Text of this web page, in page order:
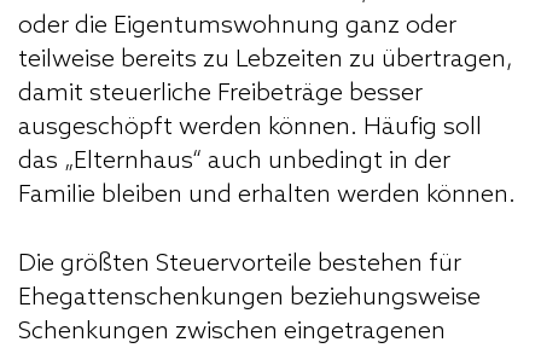
oder die Eigentumswohnung ganz oder
teilweise bereits zu Lebzeiten zu übertragen,
damit steuerliche Freibeträge besser
ausgeschöpft werden können. Häufig soll
das „Elternhaus“ auch unbedingt in der
Familie bleiben und erhalten werden können.
Die größten Steuervorteile bestehen für
Ehegattenschenkungen beziehungsweise
Schenkungen zwischen eingetragenen